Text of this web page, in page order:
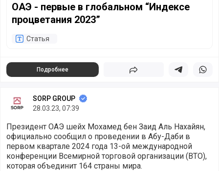
ОАЭ - первые в глобальном “Индексе
процветания 2023”
Статья
Подробнее Поделиться Поделиться в
SORP GROUP
28.03.23, 07:39
Президент ОАЭ шейх Мохамед бен Заид Аль Нахайян,
официально сообщил о проведении в Абу-Даби в
первом квартале 2024 года 13-ой международной
конференции Всемирной торговой организации (ВТО),
которая объединит 164 страны мира.